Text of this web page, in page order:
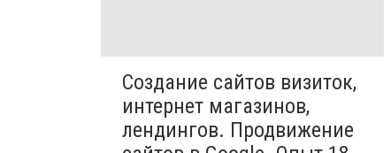
Создание сайтов визиток,
интернет магазинов,
лендингов. Продвижение